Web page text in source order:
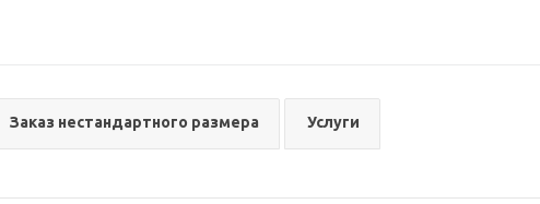
Заказ нестандартного размера Услуги